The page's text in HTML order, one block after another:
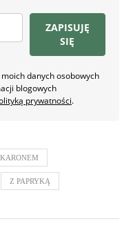
ZAPISUJĘ
SIĘ
danych osobowych
blogowych
prywatności.
Z PAPRYKĄ